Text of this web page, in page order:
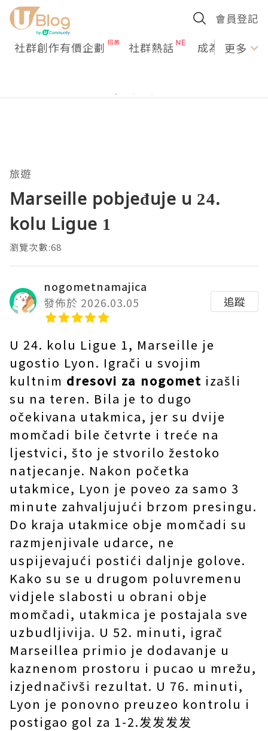
會員登記
社群創作有價企劃 社群熱話 成為U更多
旅遊
Marseille pobjeđuje u 24.
kolu Ligue 1
瀏覽次數:68
nogometnamajica
發佈於 2026.03.05
追蹤
U 24. kolu Ligue 1, Marseille je
ugostio Lyon. Igrači u svojim
kultnim dresovi za nogomet izašli
su na teren. Bila je to dugo
očekivana utakmica, jer su dvije
momčadi bile četvrte i treće na
ljestvici, što je stvorilo žestoko
natjecanje. Nakon početka
utakmice, Lyon je poveo za samo 3
minute zahvaljujući brzom presingu.
Do kraja utakmice obje momčadi su
razmjenjivale udarce, ne
uspijevajući postići daljnje golove.
Kako su se u drugom poluvremenu
vidjele slabosti u obrani obje
momčadi, utakmica je postajala sve
uzbudljivija. U 52. minuti, igrač
Marseillea primio je dodavanje u
kaznenom prostoru i pucao u mrežu,
izjednačivši rezultat. U 76. minuti,
Lyon je ponovno preuzeo kontrolu i
postigao gol za 1-2.发发发发